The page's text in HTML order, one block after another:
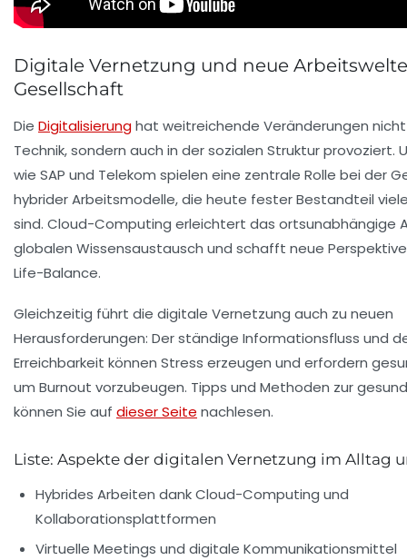
Digitale Vernetzung und neue
Gesellschaft
Die Digitalisierunghat weitreichende Veränderungen
Technik, sondern auch in der sozialen Struktur provoziert.
wie SAP und Telekom spielen eine zentrale Rolle bei der
hybrider Arbeitsmodelle, die heute fester Bestandteil
sind. Cloud-Computing erleichtert das ortsunabhängige
globalen Wissensaustausch und schafft neue
Life-Balance.
Gleichzeitig führt die digitale Vernetzung auch zu neuen
Herausforderungen: Der ständige Informationsfluss und
Erreichbarkeit können Stress erzeugen und erfordern
um Burnout vorzubeugen. Tipps und Methoden zur
können Sie auf dieser Seite nachlesen.
Liste: Aspekte der digitalen Vernetzung im Alltag
Hybrides Arbeiten dank Cloud-Computing und
Kollaborationsplattformen
Virtuelle Meetings und digitale Kommunikationsmittel